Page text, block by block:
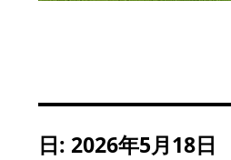
日: 2026年5月18日